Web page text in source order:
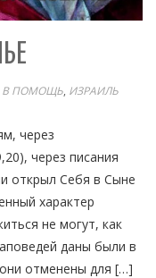
В ПОМОЩЬ, ИЗРАИЛЬ
через
через писания
открыл Себя в Сыне
характер
не могут, как
даны были в
отменены для […]